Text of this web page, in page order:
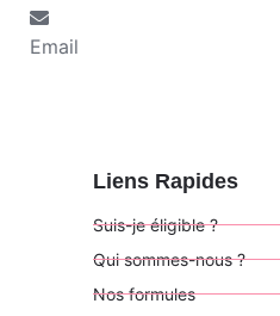
Email
Liens Rapides
Suis-je éligible ?
Qui sommes-nous ?
Nos formules